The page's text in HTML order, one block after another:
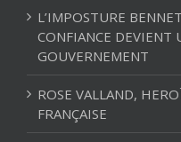
L’IMPOSTURE
CONFIANCE DEVIENT
GOUVERNEMENT
ROSE VALLAND,
FRANÇAISE